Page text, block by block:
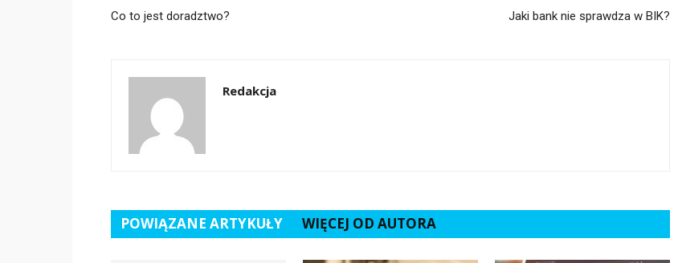
Co to jest doradztwo? Jaki bank nie sprawdza w BIK?
Redakcja
POWIĄZANE ARTYKUŁY WIĘCEJ OD AUTORA